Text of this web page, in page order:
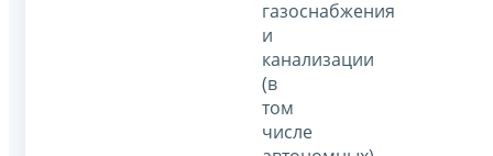
газоснабжения
и
канализации
(в
том
числе